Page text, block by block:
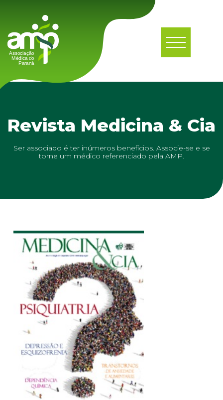
Revista Medicina & Cia
Ser associado é ter inúmeros benefícios. Associe-se e se
torne um médico referenciado pela AMP.